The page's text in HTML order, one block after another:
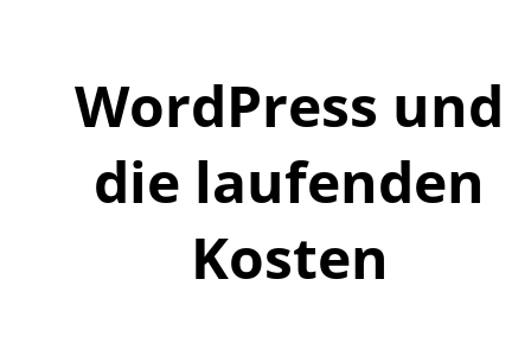
WordPress und
die laufenden
Kosten